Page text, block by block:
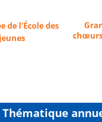
de l'École des
jeunes
chœurs
Thématique